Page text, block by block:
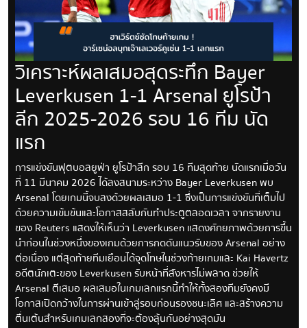
วิเคราะห์ผลเสมอสุดระทึก Bayer
Leverkusen 1-1 Arsenal ยูโรป้า
ลีก 2025-2026 รอบ 16 ทีม นัด
แรก
การแข่งขันฟุตบอลยูฟ่า ยูโรป้าลีก รอบ 16 ทีมสุดท้าย นัดแรกเมื่อวัน
ที่ 11 มีนาคม 2026 ได้ลงสนามระหว่าง Bayer Leverkusen พบ
Arsenal โดยเกมนี้จบลงด้วยผลเสมอ 1-1 ซึ่งเป็นการแข่งขันที่เต็มไป
ด้วยความเข้มข้นและโอกาสสลับกันทำประตูตลอดเวลา จากรายงาน
ของ Reuters แสดงให้เห็นว่า Leverkusen แสดงศักยภาพด้วยการขึ้น
นำก่อนในช่วงหนึ่งของเกมด้วยการกดดันแนวรับของ Arsenal อย่าง
ต่อเนื่อง แต่สุดท้ายทีมเยือนได้จุดโทษในช่วงท้ายเกมและ Kai Havertz
อดีตนักเตะของ Leverkusen รับหน้าที่สังหารไม่พลาด ช่วยให้
Arsenal ตีเสมอ ผลเสมอในเกมเลกแรกนี้ทำให้ทั้งสองทีมยังคงมี
โอกาสเปิดกว้างในการผ่านเข้าสู่รอบก่อนรองชนะเลิศ และสร้างความ
ตื่นเต้นสำหรับเกมเลกสองที่จะต้องลุ้นกันอย่างสุดมัน